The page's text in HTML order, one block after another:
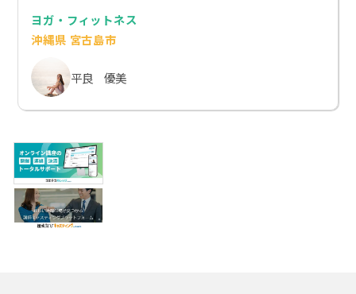
ヨガ・フィットネス
沖縄県 宮古島市
平良 優美